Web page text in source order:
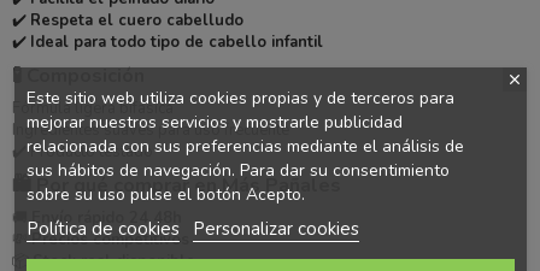
✔️ Respeta el cuero cabelludo
✔️ Ideal para todo tipo de cabello infantil
🧪 Composición
Fórmula ligera bifásica
Ingredientes suaves para uso frecuente
✔️ Producto testado
🛍️ Por qué comprar en Más Pañales
🚚Envío rápido 24 48h
💸Precios competitivos
📦Stock real disponible
Este sitio web utiliza cookies propias y de terceros para
mejorar nuestros servicios y mostrarle publicidad
relacionada con sus preferencias mediante el análisis de
sus hábitos de navegación. Para dar su consentimiento
sobre su uso pulse el botón Acepto.
Política de cookies Personalizar cookies